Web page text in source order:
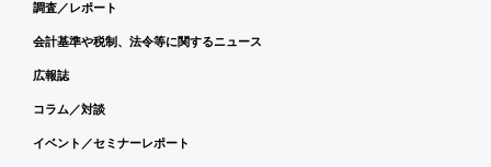
調査／レポート
会計基準や税制、法令等に関するニュース
広報誌
コラム／対談
イベント／セミナーレポート